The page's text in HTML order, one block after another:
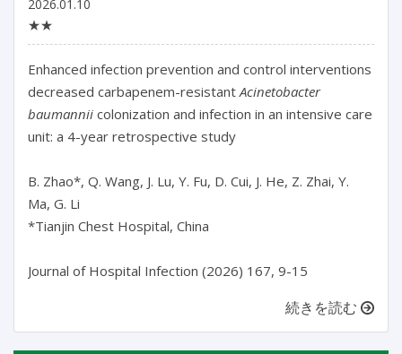
2026.01.10
★★
Enhanced infection prevention and control interventions
decreased carbapenem-resistant Acinetobacter
baumannii colonization and infection in an intensive care
unit: a 4-year retrospective study
B. Zhao*, Q. Wang, J. Lu, Y. Fu, D. Cui, J. He, Z. Zhai, Y.
Ma, G. Li
*Tianjin Chest Hospital, China
Journal of Hospital Infection (2026) 167, 9-15
続きを読む